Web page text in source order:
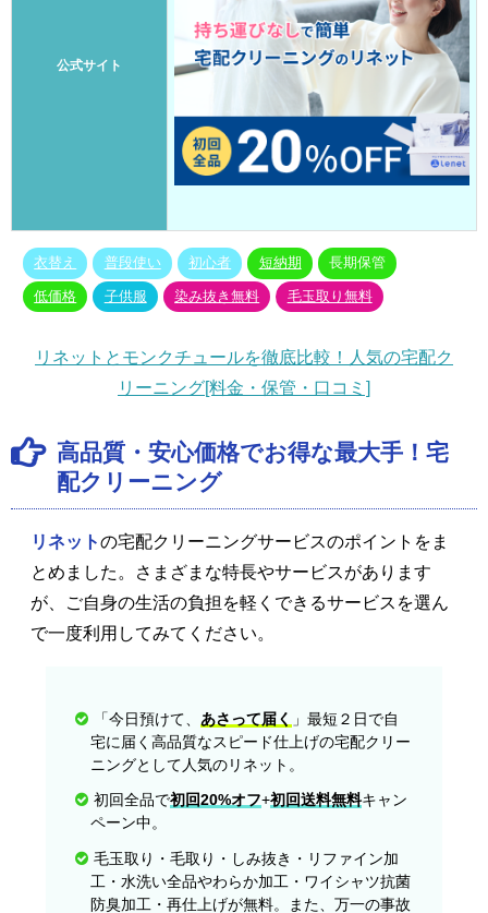
公式サイト
衣替え 普段使い 初心者 短納期 長期保管
低価格 子供服 染み抜き無料 毛玉取り無料
リネットとモンクチュールを徹底比較！人気の宅配ク
リーニング[料金・保管・口コミ]
高品質・安心価格でお得な最大手！宅
配クリーニング
リネットの宅配クリーニングサービスのポイントをま
とめました。さまざまな特長やサービスがあります
が、ご自身の生活の負担を軽くできるサービスを選ん
で一度利用してみてください。
「今日預けて、 あさって届く 」最短２日で自
宅に届く高品質なスピード仕上げの宅配クリー
ニングとして人気のリネット。
初回全品で初回20%オフ+初回送料無料キャン
ペーン中。
毛玉取り・毛取り・しみ抜き・リファイン加
工・水洗い全品やわらか加工・ワイシャツ抗菌
防臭加工・再仕上げが無料。また、万一の事故